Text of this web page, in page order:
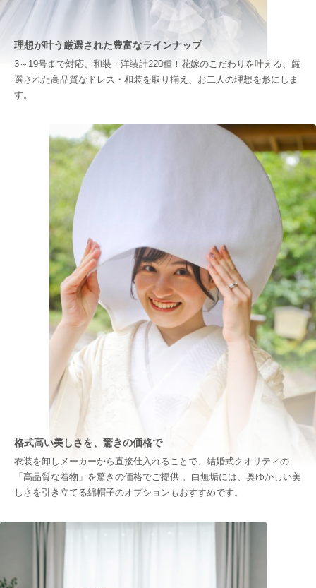
理想が叶う厳選された豊富なラインナップ
3～19号まで対応、和装・洋装計220種！花嫁のこだわりを叶える、厳
選された高品質なドレス・和装を取り揃え、お二人の理想を形にしま
す。
格式高い美しさを、驚きの価格で
衣装を卸しメーカーから直接仕入れることで、結婚式クオリティの
「高品質な着物」を驚きの価格でご提供 。白無垢には、奥ゆかしい美
しさを引き立てる綿帽子のオプションもおすすめです。